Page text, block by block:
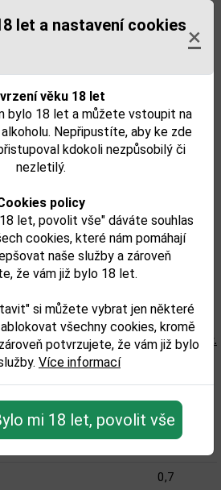
let a nastavení cookies×
věku 18 let
bylo 18 let a můžete vstoupit na
Nepřipustíte, aby ke zde
kdokoli nezpůsobilý či
nezletilý.
policy
let, povolit vše" dáváte souhlas
cookies, které nám pomáhají
naše služby a zároveň
že vám již bylo 18 let.
si můžete vybrat jen některé
všechny cookies, kromě
potvrzujete, že vám již bylo
Více informací
mi 18 let, povolit vše
lusků pro dosažení výjimečné
prvního českého kartografa,
Heřmana (1605-1686).
na práci Augustina Heřmana
obchodu s tabákem a také
jako první dokonale zmapoval
Za tyto mapy si získal obrovské
Marylandu, které pojmenoval
panství).
produkt může obsahovat alergeny.
jsou k dispozici na obalu
před konzumací.
0,7